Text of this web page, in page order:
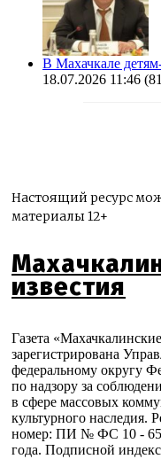
В Махачкале
18.07.2026 11:46
Настоящий ресурс
материалы 12+
известия
Газета
зарегистрирована
федеральному округу
по надзору за
в сфере массовых
культурного наследия.
номер: ПИ № ФС 10 -
года. Подписной